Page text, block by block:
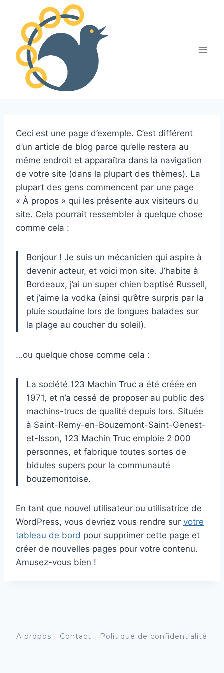
Ceci est une page d’exemple. C’est différent
d’un article de blog parce qu’elle restera au
même endroit et apparaîtra dans la navigation
de votre site (dans la plupart des thèmes). La
plupart des gens commencent par une page
« À propos » qui les présente aux visiteurs du
site. Cela pourrait ressembler à quelque chose
comme cela :
Bonjour ! Je suis un mécanicien qui aspire à
devenir acteur, et voici mon site. J’habite à
Bordeaux, j’ai un super chien baptisé Russell,
et j’aime la vodka (ainsi qu’être surpris par la
pluie soudaine lors de longues balades sur
la plage au coucher du soleil).
…ou quelque chose comme cela :
La société 123 Machin Truc a été créée en
1971, et n’a cessé de proposer au public des
machins-trucs de qualité depuis lors. Située
à Saint-Remy-en-Bouzemont-Saint-Genest-
et-Isson, 123 Machin Truc emploie 2 000
personnes, et fabrique toutes sortes de
bidules supers pour la communauté
bouzemontoise.
En tant que nouvel utilisateur ou utilisatrice de
WordPress, vous devriez vous rendre sur votre
tableau de bord pour supprimer cette page et
créer de nouvelles pages pour votre contenu.
Amusez-vous bien !
A propos Contact Politique de confidentialité